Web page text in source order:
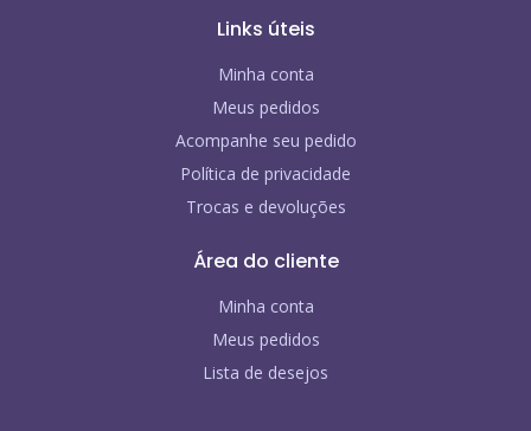
Links úteis
Minha conta
Meus pedidos
Acompanhe seu pedido
Política de privacidade
Trocas e devoluções
Área do cliente
Minha conta
Meus pedidos
Lista de desejos